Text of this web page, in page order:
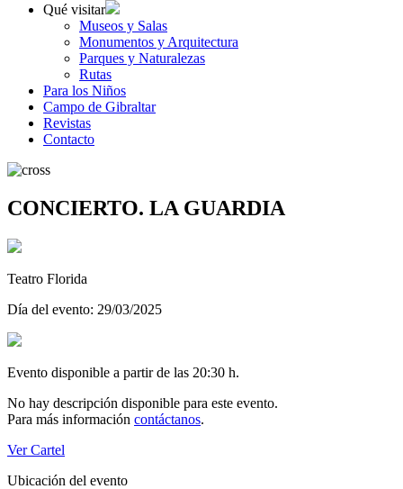
Qué visitar
Museos y Salas
Monumentos y Arquitectura
Parques y Naturalezas
Rutas
Para los Niños
Campo de Gibraltar
Revistas
Contacto
CONCIERTO. LA GUARDIA
Teatro Florida
Día del evento: 29/03/2025
Evento disponible a partir de las 20:30 h.
No hay descripción disponible para este evento.
Para más información contáctanos.
Ver Cartel
Ubicación del evento